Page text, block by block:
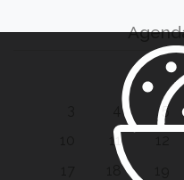
5
11